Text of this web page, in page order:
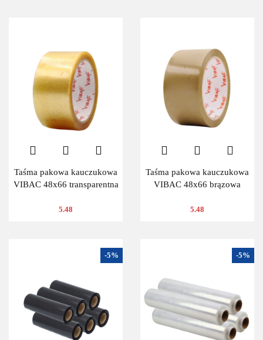
Taśma pakowa kauczukowa
VIBAC 48x66 transparentna
5.48
Taśma pakowa kauczukowa
VIBAC 48x66 brązowa
5.48
-5% -5%